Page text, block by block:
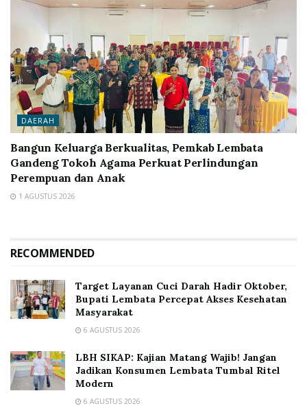
DAERAH
Bangun Keluarga Berkualitas, Pemkab Lembata
Gandeng Tokoh Agama Perkuat Perlindungan
Perempuan dan Anak
1 AGUSTUS 2026
RECOMMENDED
Target Layanan Cuci Darah Hadir Oktober,
Bupati Lembata Percepat Akses Kesehatan
Masyarakat
6 AGUSTUS 2026
LBH SIKAP: Kajian Matang Wajib! Jangan
Jadikan Konsumen Lembata Tumbal Ritel
Modern
6 AGUSTUS 2026